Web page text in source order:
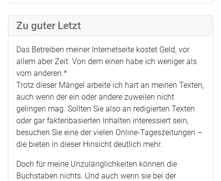
Zu guter Letzt
Das Betreiben meiner Internetseite kostet Geld, vor
allem aber Zeit. Von dem einen habe ich weniger als
vom anderen.*
Trotz dieser Mängel arbeite ich hart an meinen Texten,
auch wenn der ein oder andere zuweilen nicht
gelingen mag. Sollten Sie also an redigierten Texten
oder gar faktenbasierten Inhalten interessiert sein,
besuchen Sie eine der vielen Online-Tageszeitungen –
die bieten in dieser Hinsicht deutlich mehr.
Doch für meine Unzulänglichkeiten können die
Buchstaben nichts. Und auch wenn sie bei der